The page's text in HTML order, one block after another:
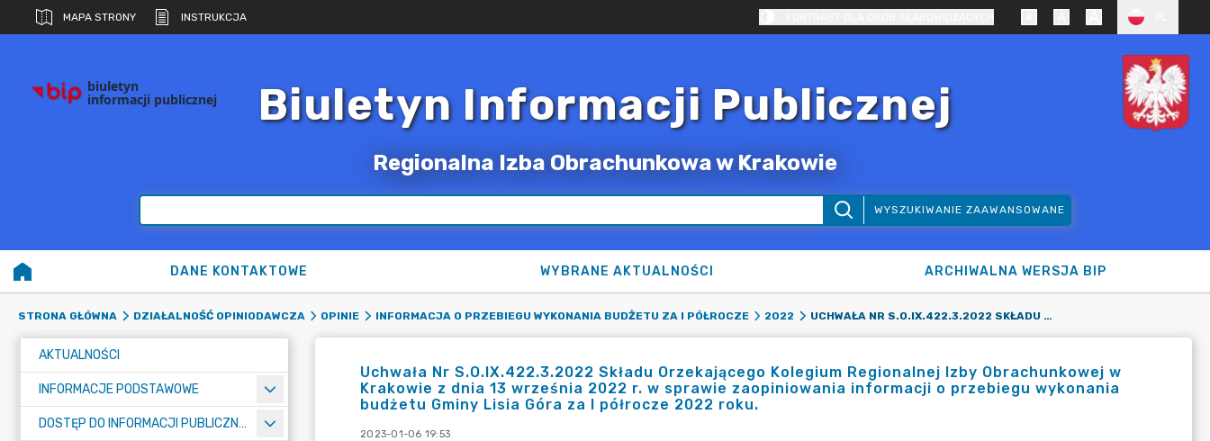
MAPA STRONY INSTRUKCJA
biuletyn
informacji publicznej Biuletyn Informacji Publicznej
Regionalna Izba Obrachunkowa w Krakowie
WYSZUKIWANIE ZAAWANSOWANE
DANE KONTAKTOWE WYBRANE AKTUALNOŚCI ARCHIWALNA WERSJA BIP
STRONA GŁÓWNA DZIAŁALNOŚĆ OPINIODAWCZA OPINIE INFORMACJA O PRZEBIEGU WYKONANIA BUDŻETU ZA I PÓŁROCZE 2022 UCHWAŁA NR S.O.IX.422.3.2022 SKŁADU ORZEKAJĄCEGO KOLEGIUM REGIONALNEJ IZBY OBRACHUNKOWEJ W KRAKOWIE Z DNIA 13 WRZEŚNIA 2022 R. W SPRAWIE ZAOPINIOWANIA INFORMACJI O PRZEBIEGU WYKONANIA BUDŻETU GMINY LISIA GÓRA ZA I PÓŁROCZE 2022 ROKU.
AKTUALNOŚCI
INFORMACJE PODSTAWOWE
DOSTĘP DO INFORMACJI PUBLICZNEJ RIO
Uchwała Nr S.O.IX.422.3.2022 Składu Orzekającego Kolegium Regionalnej Izby Obrachunkowej w
Krakowie z dnia 13 września 2022 r. w sprawie zaopiniowania informacji o przebiegu wykonania
budżetu Gminy Lisia Góra za I półrocze 2022 roku.
2023-01-06 19:53